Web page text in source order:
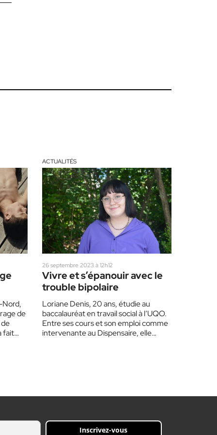
Nord,
de
fait
ACTUALITÉS
26 septembre 2023 à 12h12
Vivre et s’épanouir avec le
trouble bipolaire
Loriane Denis, 20 ans, étudie au
baccalauréat en travail social à l’UQO.
Entre ses cours et son emploi comme
intervenante au Dispensaire, elle
Inscrivez-vous